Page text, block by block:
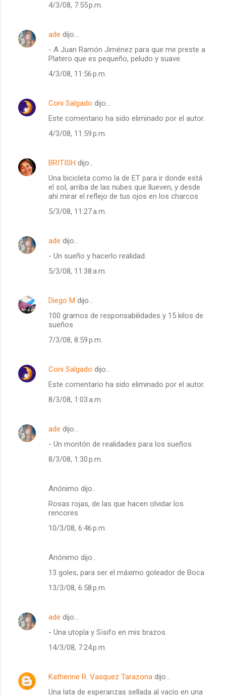
4/3/08, 7:55 p.m.
ade dijo…
- A Juan Ramón Jiménez para que me preste a
Platero que es pequeño, peludo y suave.
4/3/08, 11:56 p.m.
Coni Salgado dijo…
Este comentario ha sido eliminado por el autor.
4/3/08, 11:59 p.m.
BRITISH dijo…
Una bicicleta como la de ET para ir donde está
el sol, arriba de las nubes que llueven, y desde
ahí mirar el reflejo de tus ojos en los charcos
5/3/08, 11:27 a.m.
ade dijo…
- Un sueño y hacerlo realidad.
5/3/08, 11:38 a.m.
Diego M dijo…
100 gramos de responsabilidades y 15 kilos de
sueños
7/3/08, 8:59 p.m.
Coni Salgado dijo…
Este comentario ha sido eliminado por el autor.
8/3/08, 1:03 a.m.
ade dijo…
- Un montón de realidades para los sueños
8/3/08, 1:30 p.m.
Anónimo dijo…
Rosas rojas, de las que hacen olvidar los
rencores
10/3/08, 6:46 p.m.
Anónimo dijo…
13 goles, para ser el máximo goleador de Boca
13/3/08, 6:58 p.m.
ade dijo…
- Una utopía y Sïsifo en mis brazos.
14/3/08, 7:24 p.m.
Katherine R. Vasquez Tarazona dijo…
Una lata de esperanzas sellada al vacío en una